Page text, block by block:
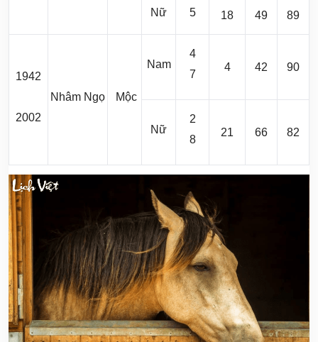
Nữ 5 18 49 89
1942
2002
Nhâm Ngọ Mộc
Nam
4
7
4 42 90
Nữ
2
8
21 66 82